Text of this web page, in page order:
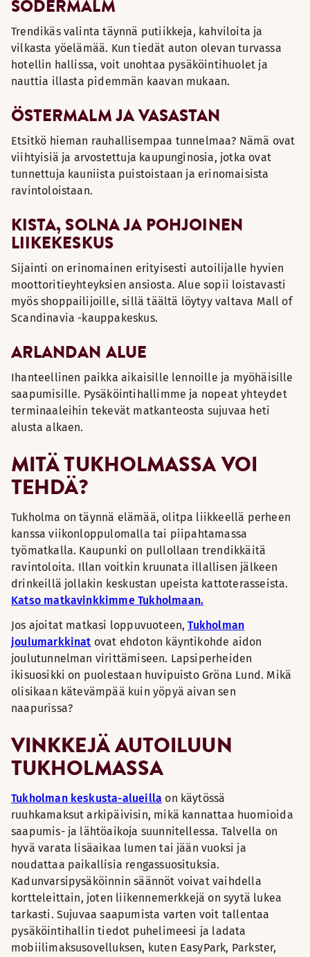
SÖDERMALM
Trendikäs valinta täynnä putiikkeja, kahviloita ja
vilkasta yöelämää. Kun tiedät auton olevan turvassa
hotellin hallissa, voit unohtaa pysäköintihuolet ja
nauttia illasta pidemmän kaavan mukaan.
ÖSTERMALM JA VASASTAN
Etsitkö hieman rauhallisempaa tunnelmaa? Nämä ovat
viihtyisiä ja arvostettuja kaupunginosia, jotka ovat
tunnettuja kauniista puistoistaan ja erinomaisista
ravintoloistaan.
KISTA, SOLNA JA POHJOINEN
LIIKEKESKUS
Sijainti on erinomainen erityisesti autoilijalle hyvien
moottoritieyhteyksien ansiosta. Alue sopii loistavasti
myös shoppailijoille, sillä täältä löytyy valtava Mall of
Scandinavia -kauppakeskus.
ARLANDAN ALUE
Ihanteellinen paikka aikaisille lennoille ja myöhäisille
saapumisille. Pysäköintihallimme ja nopeat yhteydet
terminaaleihin tekevät matkanteosta sujuvaa heti
alusta alkaen.
MITÄ TUKHOLMASSA VOI
TEHDÄ?
Tukholma on täynnä elämää, olitpa liikkeellä perheen
kanssa viikonloppulomalla tai piipahtamassa
työmatkalla. Kaupunki on pullollaan trendikkäitä
ravintoloita. Illan voitkin kruunata illallisen jälkeen
drinkeillä jollakin keskustan upeista kattoterasseista.
Katso matkavinkkimme Tukholmaan.
Jos ajoitat matkasi loppuvuoteen,Tukholman
joulumarkkinat ovat ehdoton käyntikohde aidon
joulutunnelman virittämiseen. Lapsiperheiden
ikisuosikki on puolestaan huvipuisto Gröna Lund. Mikä
olisikaan kätevämpää kuin yöpyä aivan sen
naapurissa?
VINKKEJÄ AUTOILUUN
TUKHOLMASSA
Tukholman keskusta-alueilla on käytössä
ruuhkamaksut arkipäivisin, mikä kannattaa huomioida
saapumis- ja lähtöaikoja suunnitellessa. Talvella on
hyvä varata lisäaikaa lumen tai jään vuoksi ja
noudattaa paikallisia rengassuosituksia.
Kadunvarsipysäköinnin säännöt voivat vaihdella
kortteleittain, joten liikennemerkkejä on syytä lukea
tarkasti. Sujuvaa saapumista varten voit tallentaa
pysäköintihallin tiedot puhelimeesi ja ladata
mobiilimaksusovelluksen, kuten EasyPark, Parkster,